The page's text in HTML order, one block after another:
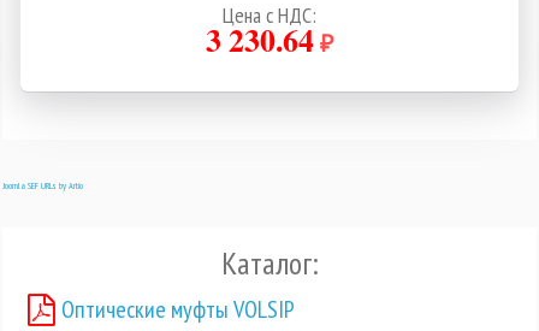
Цена с НДС:
3 230.64₽
Joomla SEF URLs by Artio
Каталог:
Оптические муфты VOLSIP